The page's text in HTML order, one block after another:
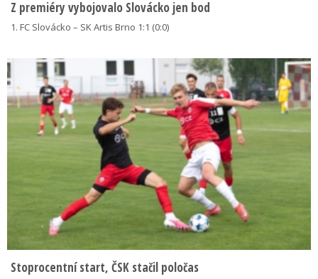
Z premiéry vybojovalo Slovácko jen bod
1. FC Slovácko – SK Artis Brno 1:1 (0:0)
Stoprocentní start, ČSK stačil poločas